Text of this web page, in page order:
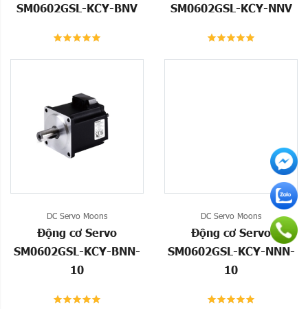
SM0602GSL-KCY-BNV
SM0602GSL-KCY-NNV
DC Servo Moons
Động cơ Servo
SM0602GSL-KCY-BNN-
10
DC Servo Moons
Động cơ Servo
SM0602GSL-KCY-NNN-
10